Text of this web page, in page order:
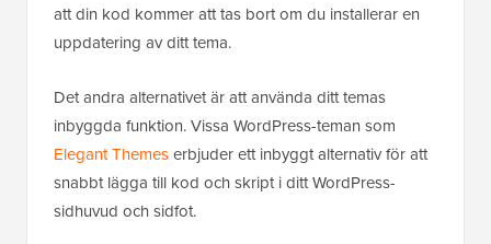
att din kod kommer att tas bort om du installerar en
uppdatering av ditt tema.
Det andra alternativet är att använda ditt temas
inbyggda funktion. Vissa WordPress-teman som
Elegant Themeserbjuder ett inbyggt alternativ för att
snabbt lägga till kod och skript i ditt WordPress-
sidhuvud och sidfot.